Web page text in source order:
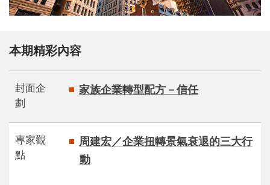
本期精彩內容
封面企
劃
家族企業轉型配方－信任
專家觀
點
周建宏／企業扭轉景氣衰退的三大行
動